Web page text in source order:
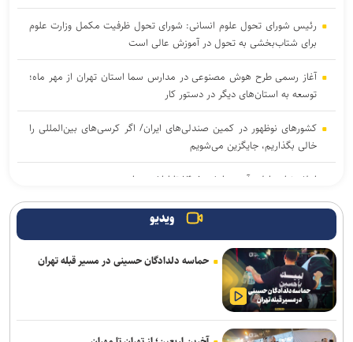
رئیس شورای تحول علوم انسانی: شورای تحول ظرفیت مکمل وزارت علوم
برای شتاب‌بخشی به تحول در آموزش عالی است
آغاز رسمی طرح هوش مصنوعی در مدارس سما استان تهران از مهر ماه؛
توسعه به استان‌های دیگر در دستور کار
کشورهای نوظهور در کمین صندلی‌های ایران/ اگر کرسی‌های بین‌المللی را
خالی بگذاریم، جایگزین می‌شویم
اعلام نتایج اولیه آزمون ارشد ۱۴۰۵ تا اواخر مرداد
پیشنهاد جهاد دانشگاهی برای تشکیل «شبکه ملی همکاری» در مدیریت
بحران/ اعلام اولویت‌های فناورانه راهبردی در شرایط تحریم
تقابل «عقل ابزاری» و «خرد حکمی» در مکتب اهل‌بیت (ع)/ از جنایات
غزه تا درس‌های عاشورا
عضو هیئت علمی دانشگاه آزاد: اصلاح حکمرانی آموزشی مهم‌ترین
پیش‌نیاز تحول در آموزش عالی است
ویدیو
حماسه دلدادگان حسینی در مسیر قبله تهران